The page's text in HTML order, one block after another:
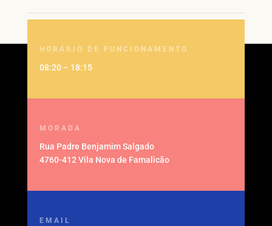
HORÁRIO DE FUNCIONAMENTO
08:20 – 18:15
MORADA
Rua Padre Benjamim Salgado
4760-412 Vila Nova de Famalicão
EMAIL